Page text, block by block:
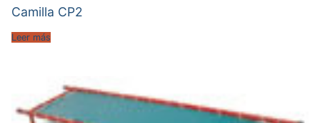
Camilla CP2
Leer más